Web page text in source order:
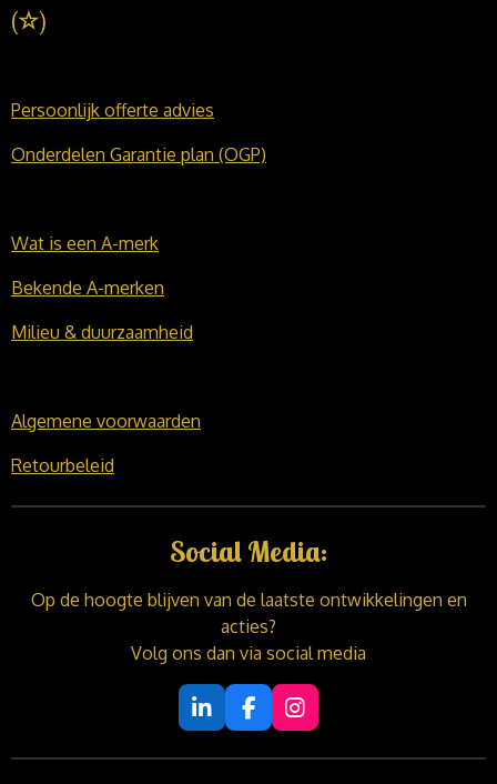
(☆)
Persoonlijk offerte advies
Onderdelen Garantie plan (OGP)
Wat is een A-merk
Bekende A-merken
Milieu & duurzaamheid
Algemene voorwaarden
Retourbeleid
Social Media:
Op de hoogte blijven van de laatste ontwikkelingen en
acties?
Volg ons dan via social media
L
i
n
F
a
c
I
n
s